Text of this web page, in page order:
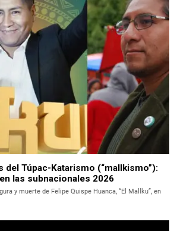
del Túpac-Katarismo (“mallkismo”):
las subnacionales 2026
y muerte de Felipe Quispe Huanca, “El Mallku”, en